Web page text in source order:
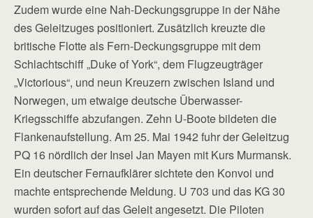
Zudem wurde eine Nah-Deckungsgruppe in der Nähe
des Geleitzuges positioniert. Zusätzlich kreuzte die
britische Flotte als Fern-Deckungsgruppe mit dem
Schlachtschiff „Duke of York“, dem Flugzeugträger
„Victorious“, und neun Kreuzern zwischen Island und
Norwegen, um etwaige deutsche Überwasser-
Kriegsschiffe abzufangen. Zehn U-Boote bildeten die
Flankenaufstellung. Am 25. Mai 1942 fuhr der Geleitzug
PQ 16 nördlich der Insel Jan Mayen mit Kurs Murmansk.
Ein deutscher Fernaufklärer sichtete den Konvoi und
machte entsprechende Meldung. U 703 und das KG 30
wurden sofort auf das Geleit angesetzt. Die Piloten